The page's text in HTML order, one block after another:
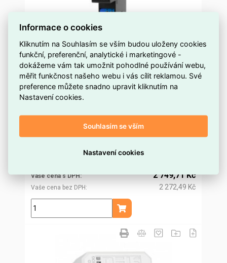
Spínací modul na DIN lištu SHELLY PRO 2PM
s měřením spotřeby, LAN,WiFi,Bluetooth
Dostupnost EMAS méně než 5 ks
Kód dodavatele
3800235268032
ELOSOS1916002
3800235268032
Vaše cena s DPH
Vaše cena bez DPH
2 749,71 Kč
2 272,49 Kč
ks
Přidat do košíku
Informace o cookies
Kliknutím na Souhlasím se vším budou uloženy cookies
funkční, preferenční, analytické i marketingové -
dokážeme vám tak umožnit pohodlné používání webu,
měřit funkčnost našeho webu i vás cílit reklamou. Své
preference můžete snadno upravit kliknutím na
Nastavení cookies.
Souhlasím se vším
Nastavení cookies